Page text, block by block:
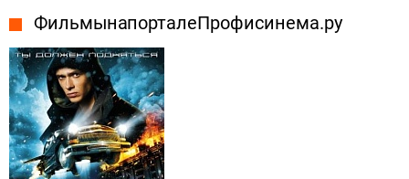
Фильмы на портале Профисинема.ру